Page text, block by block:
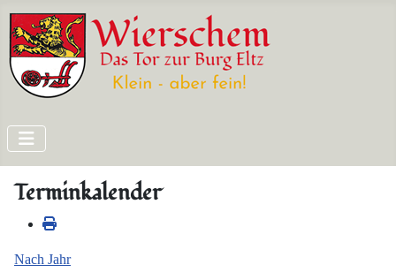
Terminkalender
Nach Jahr